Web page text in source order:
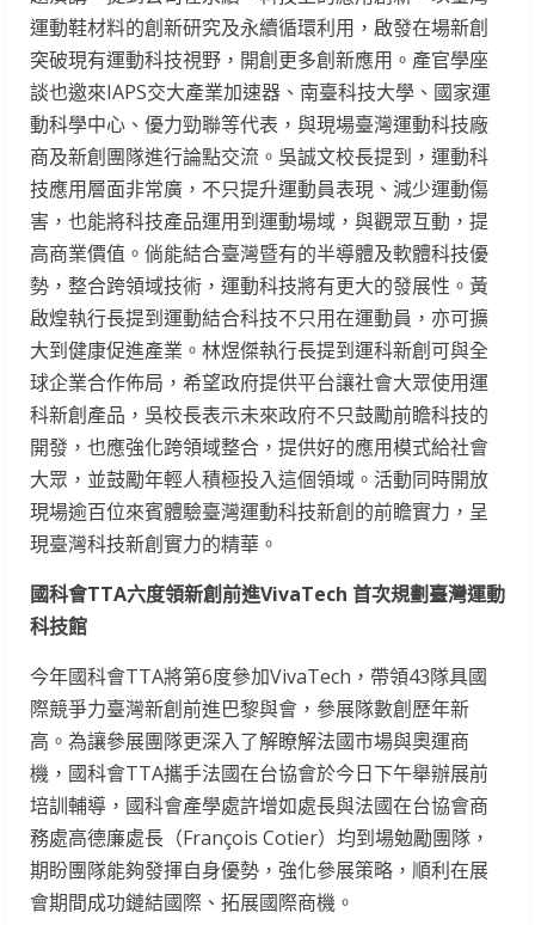
運動鞋材料的創新研究及永續循環利用，啟發在場新創
突破現有運動科技視野，開創更多創新應用。產官學座
談也邀來IAPS交大產業加速器、南臺科技大學、國家運
動科學中心、優力勁聯等代表，與現場臺灣運動科技廠
商及新創團隊進行論點交流。吳誠文校長提到，運動科
技應用層面非常廣，不只提升運動員表現、減少運動傷
害，也能將科技產品運用到運動場域，與觀眾互動，提
高商業價值。倘能結合臺灣暨有的半導體及軟體科技優
勢，整合跨領域技術，運動科技將有更大的發展性。黃
啟煌執行長提到運動結合科技不只用在運動員，亦可擴
大到健康促進產業。林煜傑執行長提到運科新創可與全
球企業合作佈局，希望政府提供平台讓社會大眾使用運
科新創產品，吳校長表示未來政府不只鼓勵前瞻科技的
開發，也應強化跨領域整合，提供好的應用模式給社會
大眾，並鼓勵年輕人積極投入這個領域。活動同時開放
現場逾百位來賓體驗臺灣運動科技新創的前瞻實力，呈
現臺灣科技新創實力的精華。
國科會TTA六度領新創前進VivaTech 首次規劃臺灣運動
科技館
今年國科會TTA將第6度參加VivaTech，帶領43隊具國
際競爭力臺灣新創前進巴黎與會，參展隊數創歷年新
高。為讓參展團隊更深入了解瞭解法國市場與奧運商
機，國科會TTA攜手法國在台協會於今日下午舉辦展前
培訓輔導，國科會產學處許增如處長與法國在台協會商
務處高德廉處長（François Cotier）均到場勉勵團隊，
期盼團隊能夠發揮自身優勢，強化參展策略，順利在展
會期間成功鏈結國際、拓展國際商機。